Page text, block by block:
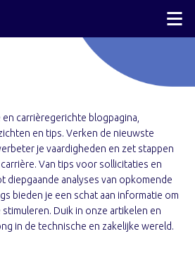
carrièregerichte blogpagina,
en tips. Verken de nieuwste
je vaardigheden en zet stappen
Van tips voor sollicitaties en
diepgaande analyses van opkomende
bieden je een schat aan informatie om
Duik in onze artikelen en
in de technische en zakelijke wereld.